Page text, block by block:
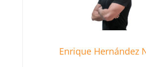
Enrique Hernández